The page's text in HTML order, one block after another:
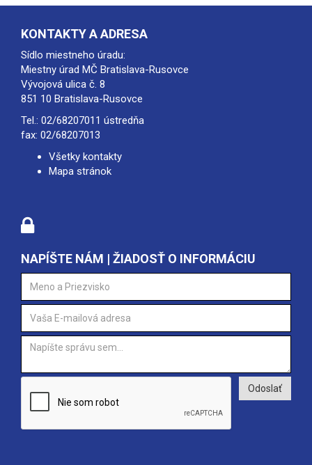
KONTAKTY A ADRESA
Sídlo miestneho úradu:
Miestny úrad MČ Bratislava-Rusovce
Vývojová ulica č. 8
851 10 Bratislava-Rusovce
Tel.: 02/68207011 ústredňa
fax: 02/68207013
Všetky kontakty
Mapa stránok
NAPÍŠTE NÁM | ŽIADOSŤ O INFORMÁCIU